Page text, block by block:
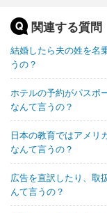
関連する質問
結婚したら夫の姓を名
うの？
ホテルの予約がパスポ
なんて言うの？
日本の教育ではアメリ
なんて言うの？
広告を直訳したり、取
んて言うの？